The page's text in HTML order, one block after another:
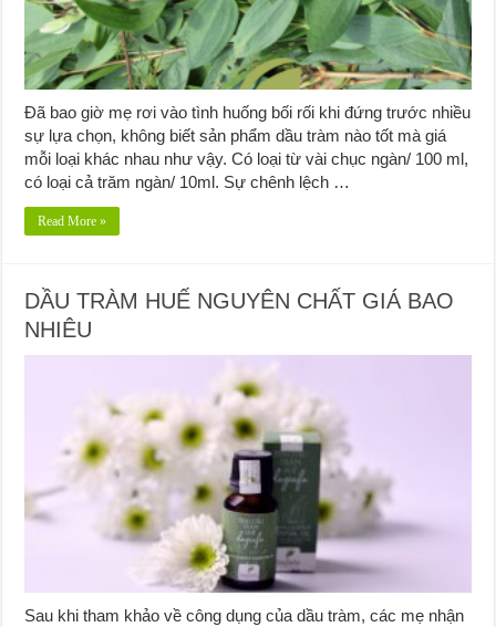
Đã bao giờ mẹ rơi vào tình huống bối rối khi đứng trước nhiều
sự lựa chọn, không biết sản phẩm dầu tràm nào tốt mà giá
mỗi loại khác nhau như vậy. Có loại từ vài chục ngàn/ 100 ml,
có loại cả trăm ngàn/ 10ml. Sự chênh lệch …
Read More »
DẦU TRÀM HUẾ NGUYÊN CHẤT GIÁ BAO
NHIÊU
Sau khi tham khảo về công dụng của dầu tràm, các mẹ nhận